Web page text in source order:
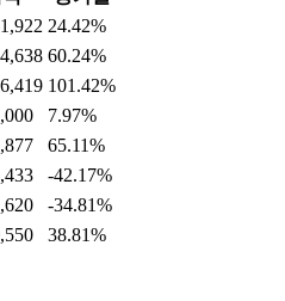
24.42%
60.24%
101.42%
7.97%
65.11%
-42.17%
-34.81%
38.81%